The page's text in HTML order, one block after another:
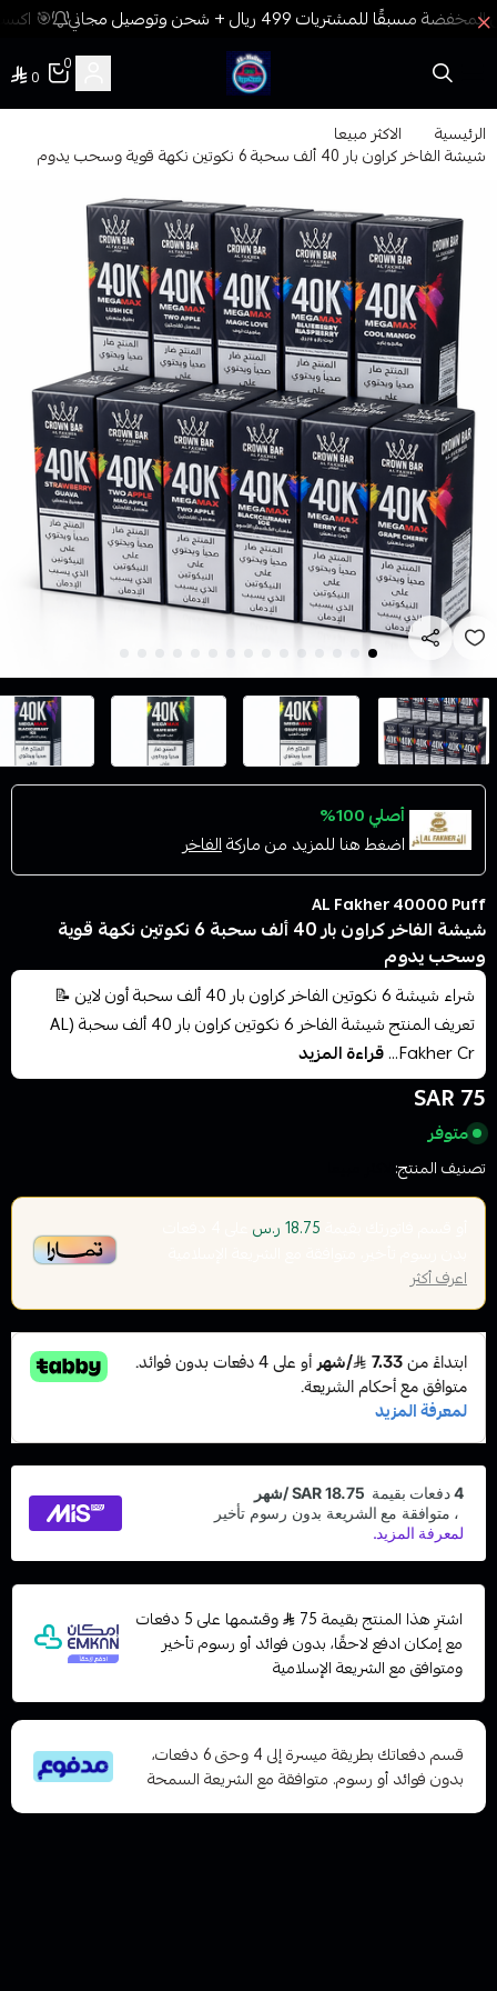
🎯
فيب المدينة
0
0
الرئيسية الاكثر مبيعا
شيشة الفاخر كراون بار 40 ألف سحبة 6 نكوتين نكهة قوية وسحب يدوم
أصلي 100%
اضغط هنا للمزيد من ماركةالفاخر
AL Fakher 40000 Puff
شيشة الفاخر كراون بار 40 ألف سحبة 6 نكوتين نكهة قوية
وسحب يدوم
شراء شيشة 6 نكوتين الفاخر كراون بار 40 ألف سحبة أون لاين 📝
تعريف المنتج شيشة الفاخر 6 نكوتين كراون بار 40 ألف سحبة (AL
Fakher Cr... قراءة المزيد
75 SAR
متوفر
تصنيف المنتج:
18.75 ر.س
اعرف أكثر
اشترِ هذا المنتج بقيمة 75
وقسّمها على 5 دفعات
مع إمكان ادفع لاحقًا، بدون فوائد أو رسوم تأخير
ومتوافق مع الشريعة الإسلامية
قسم دفعاتك بطريقة ميسرة إلى 4 وحتى 6 دفعات،
بدون فوائد أو رسوم. متوافقة مع الشريعة السمحة